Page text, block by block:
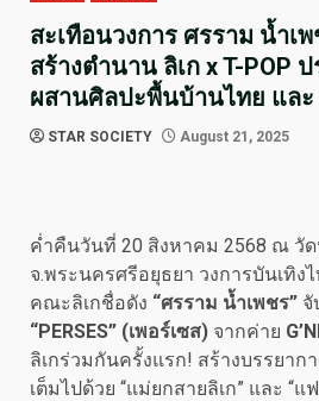
สะเทือนวงการ ศรราม น้ำเ
สร้างตำนาน ลิเก x T-POP
ผสานศิลปะพื้นบ้านไทย แล
STAR SOCIETY August 21, 2025
ค่ำคืนวันที่ 20 สิงหาคม 2568 ณ วั
จ.พระนครศรีอยุธยา วงการบันเทิง
คณะลิเกชื่อดัง “ศรราม น้ำเพชร” จั
“PERSES” (เพอร์เซส) จากค่าย
ลิเกร่วมกันครั้งแรก! สร้างบรรยา
เต็มไปด้วย “แม่ยกสายลิเก” และ “แ